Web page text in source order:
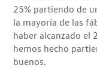
25% partiendo de
la mayoría de las
haber alcanzado el
hemos hecho
buenos.